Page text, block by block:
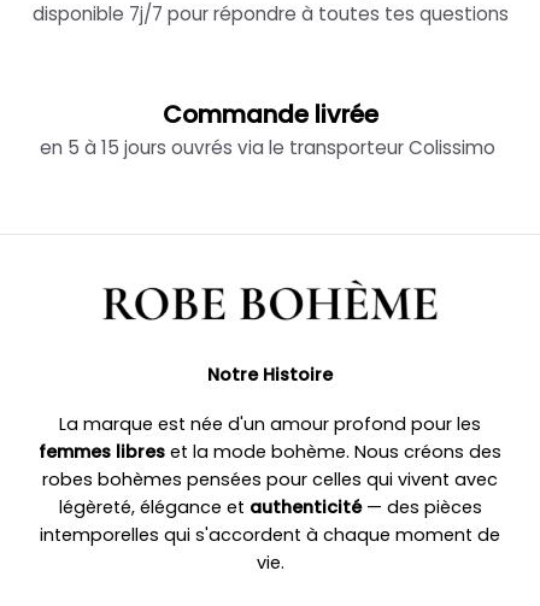
disponible 7j/7 pour répondre à toutes tes questions
Commande livrée
en 5 à 15 jours ouvrés via le transporteur Colissimo
Notre Histoire
La marque est née d'un amour profond pour les
femmes libres et la mode bohème. Nous créons des
robes bohèmes pensées pour celles qui vivent avec
légèreté, élégance et authenticité— des pièces
intemporelles qui s'accordent à chaque moment de
vie.